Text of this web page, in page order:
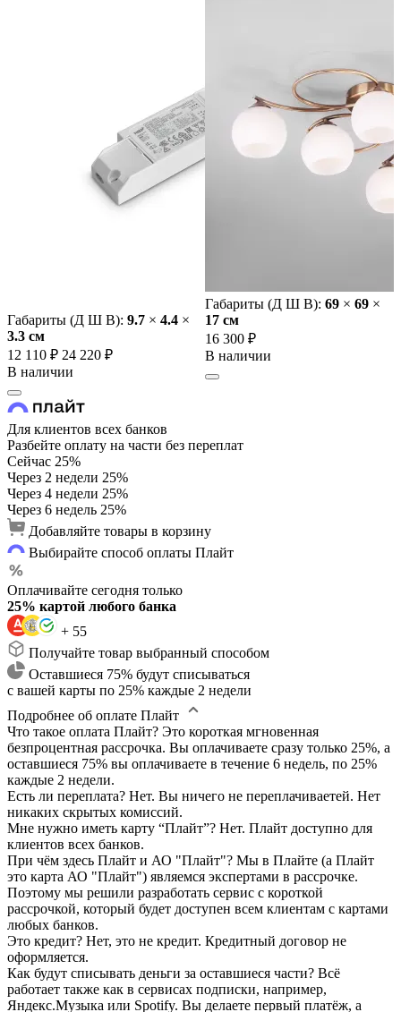
Габариты (Д Ш В): 9.7 × 4.4 ×
3.3 cм
12 110 ₽ 24 220 ₽
В наличии
Габариты (Д Ш В): 69 × 69 ×
17 cм
16 300 ₽
В наличии
Для клиентов всех банков
Разбейте оплату на части без переплат
Сейчас 25%
Через 2 недели 25%
Через 4 недели 25%
Через 6 недель 25%
Добавляйте товары в корзину
Выбирайте способ оплаты Плайт
Оплачивайте сегодня только
25% картой любого банка
+ 55
Получайте товар выбранный способом
Оставшиеся 75% будут списываться
с вашей карты по 25% каждые 2 недели
Подробнее об оплате Плайт
Что такое оплата Плайт? Это короткая мгновенная
безпроцентная рассрочка. Вы оплачиваете сразу только 25%, а
оставшиеся 75% вы оплачиваете в течение 6 недель, по 25%
каждые 2 недели.
Есть ли переплата? Нет. Вы ничего не переплачиваетей. Нет
никаких скрытых комиссий.
Мне нужно иметь карту “Плайт”? Нет. Плайт доступно для
клиентов всех банков.
При чём здесь Плайт и АО "Плайт"? Мы в Плайте (а Плайт
это карта АО "Плайт") являемся экспертами в рассрочке.
Поэтому мы решили разработать сервис с короткой
рассрочкой, который будет доступен всем клиентам с картами
любых банков.
Это кредит? Нет, это не кредит. Кредитный договор не
оформляется.
Как будут списывать деньги за оставшиеся части? Всё
работает также как в сервисах подписки, например,
Яндекс.Музыка или Spotify. Вы делаете первый платёж, а